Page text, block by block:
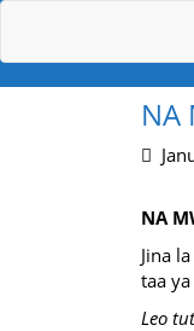
NA
NA
Jina
taa
Leo